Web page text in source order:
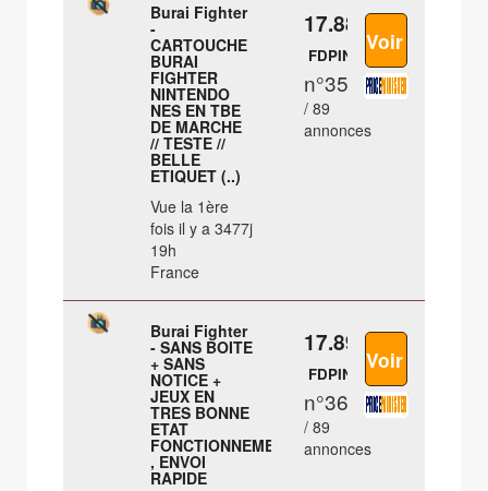
Burai Fighter
-
CARTOUCHE
BURAI
FIGHTER
NINTENDO
NES EN TBE
DE MARCHE
// TESTE //
BELLE
ETIQUET (..)
Vue la 1ère
fois il y a 3477j
19h
France
17.88 €
FDPIN
n°35
/ 89
annonces
Burai Fighter
- SANS BOITE
+ SANS
NOTICE +
JEUX EN
TRES BONNE
ETAT
FONCTIONNEMENT
, ENVOI
RAPIDE
17.89 €
FDPIN
n°36
/ 89
annonces